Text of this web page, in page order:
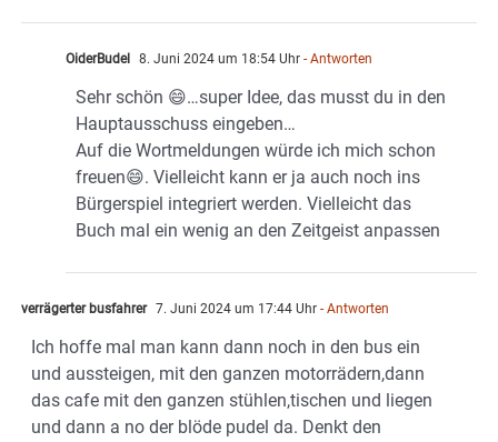
OiderBudel 8. Juni 2024 um 18:54 Uhr - Antworten
Sehr schön 😄…super Idee, das musst du in den
Hauptausschuss eingeben…
Auf die Wortmeldungen würde ich mich schon
freuen😄. Vielleicht kann er ja auch noch ins
Bürgerspiel integriert werden. Vielleicht das
Buch mal ein wenig an den Zeitgeist anpassen
verrägerter busfahrer 7. Juni 2024 um 17:44 Uhr - Antworten
Ich hoffe mal man kann dann noch in den bus ein
und aussteigen, mit den ganzen motorrädern,dann
das cafe mit den ganzen stühlen,tischen und liegen
und dann a no der blöde pudel da. Denkt den